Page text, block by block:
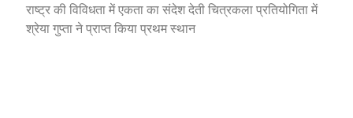
राष्ट्र की विविधता में एकता का संदेश देती चित्रकला प्रतियोगिता में
श्रेया गुप्ता ने प्राप्त किया प्रथम स्थान